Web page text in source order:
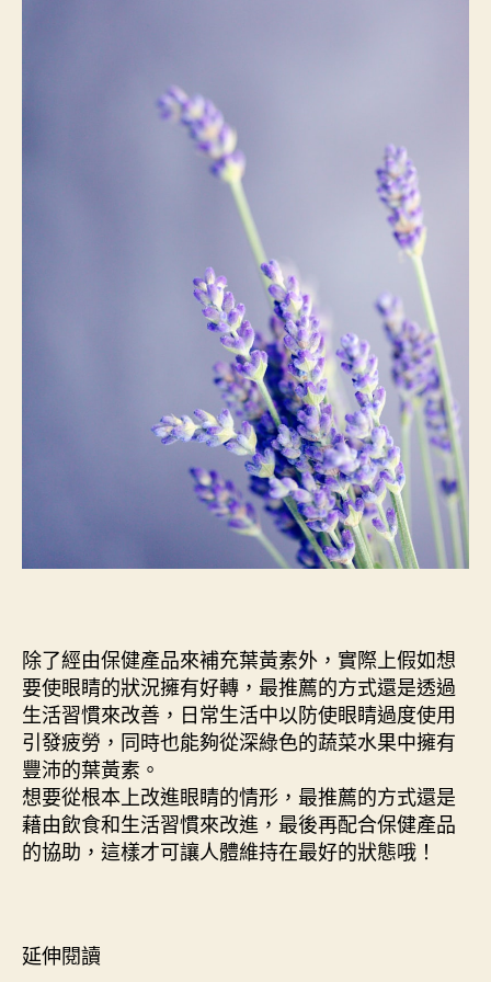
除了經由保健產品來補充葉黃素外，實際上假如想
要使眼睛的狀況擁有好轉，最推薦的方式還是透過
生活習慣來改善，日常生活中以防使眼睛過度使用
引發疲勞，同時也能夠從深綠色的蔬菜水果中擁有
豐沛的葉黃素。
想要從根本上改進眼睛的情形，最推薦的方式還是
藉由飲食和生活習慣來改進，最後再配合保健產品
的協助，這樣才可讓人體維持在最好的狀態哦！
延伸閱讀